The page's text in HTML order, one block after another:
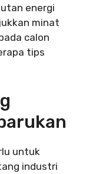
energi
minat
calon
tips
untuk
industri